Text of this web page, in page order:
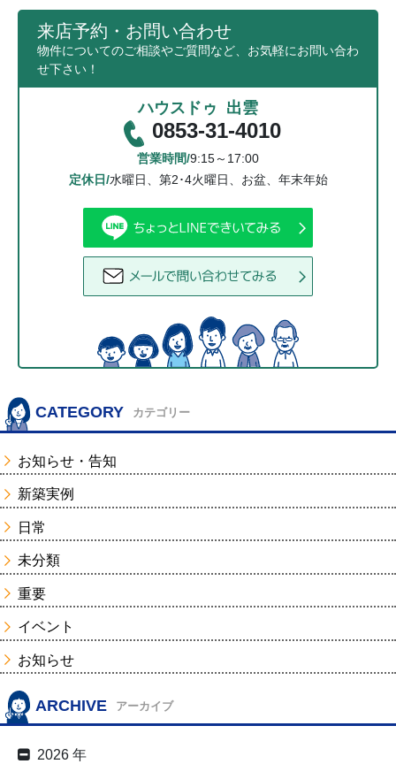
来店予約・お問い合わせ
物件についてのご相談やご質問など、お気軽にお問い合わ
せ下さい！
ハウスドゥ 出雲
0853-31-4010
営業時間/9:15～17:00
定休日/水曜日、第2･4火曜日、お盆、年末年始
CATEGORY カテゴリー
お知らせ・告知
新築実例
日常
未分類
重要
イベント
お知らせ
ARCHIVE アーカイブ
2026 年